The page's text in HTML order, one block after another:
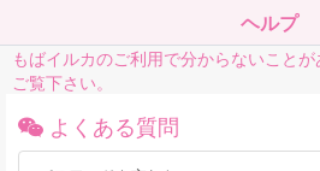
ヘルプ
もばイルカのご利用で分からないこと
ご覧下さい。
よくある質問